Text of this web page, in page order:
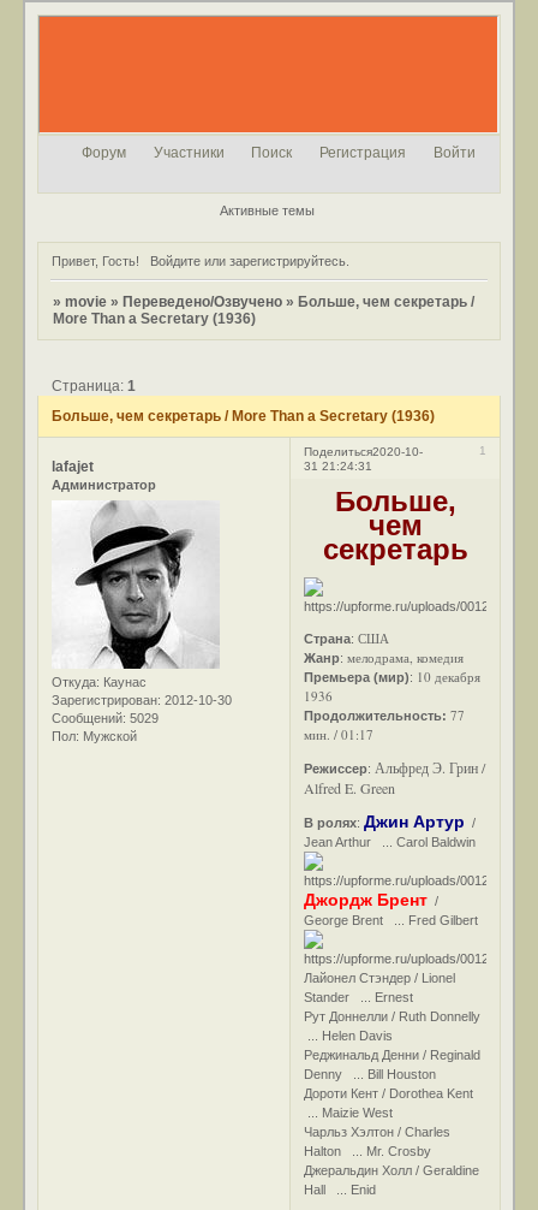
Форум Участники Поиск Регистрация Войти
Активные темы
Привет, Гость! Войдитеили зарегистрируйтесь.
»movie » Переведено/Озвучено » Больше, чем секретарь /
More Than a Secretary (1936)
Больше, чем секретарь / More Than a Secretary (1936)
Страница:1
Поделиться 1
2020-10-
31 21:24:31
lafajet
Администратор
Откуда: Каунас
Зарегистрирован: 2012-10-30
Сообщений: 5029
Пол: Мужской
Больше,
чем
секретарь
Страна:США
Жанр:мелодрама, комедия
Премьера (мир): 10 декабря
1936
Продолжительность:77
мин. / 01:17
Режиссер: Альфред Э. Грин /
Alfred E. Green
В ролях:Джин Артур /
Jean Arthur ... Carol Baldwin
Джордж Брент /
George Brent ... Fred Gilbert
Лайонел Стэндер / Lionel
Stander ... Ernest
Рут Доннелли / Ruth Donnelly
... Helen Davis
Реджинальд Денни / Reginald
Denny ... Bill Houston
Дороти Кент / Dorothea Kent
... Maizie West
Чарльз Хэлтон / Charles
Halton ... Mr. Crosby
Джеральдин Холл / Geraldine
Hall ... Enid